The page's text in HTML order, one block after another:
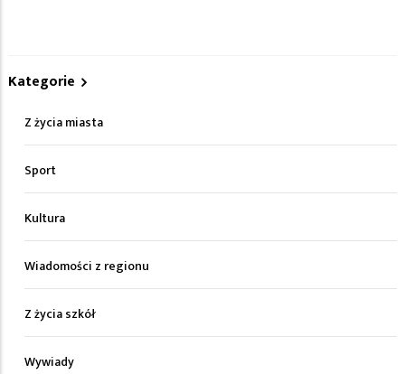
Kategorie
Z życia miasta
Sport
Kultura
Wiadomości z regionu
Z życia szkół
Wywiady